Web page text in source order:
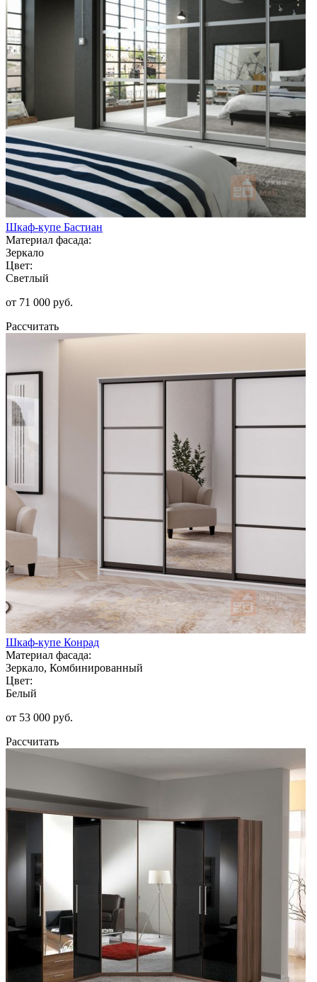
Шкаф-купе Бастиан
Материал фасада:
Зеркало
Цвет:
Светлый
от 71 000 руб.
Рассчитать
Шкаф-купе Конрад
Материал фасада:
Зеркало, Комбинированный
Цвет:
Белый
от 53 000 руб.
Рассчитать